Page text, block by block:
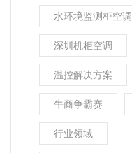
水环境监测柜空调
深圳机柜空调
温控解决方案
牛商争霸赛
行业领域